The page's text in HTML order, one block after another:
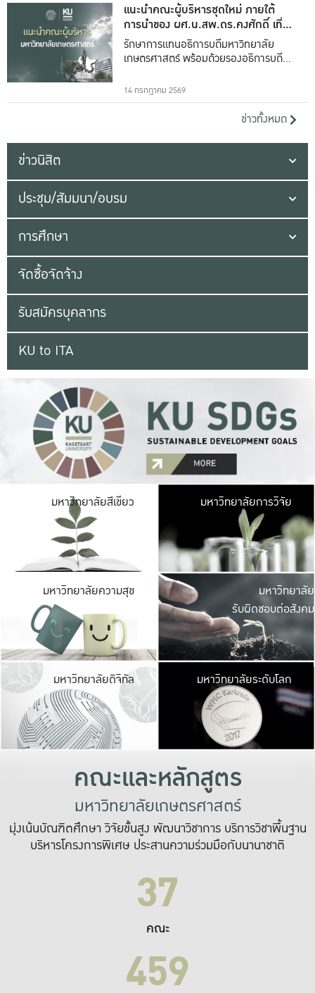
แนะนำคณะผู้บริหารชุดใหม่ ภายใต้
การนำของ ผศ.น.สพ.ดร.คงศักดิ์ เที่ยง
ธรรม
รักษาการแทนอธิการบดีมหาวิทยาลัย
เกษตรศาสตร์ พร้อมด้วยรองอธิการบดีทั้ง
14 กรกฎาคม 2569
ข่าวทั้งหมด
ข่าวนิสิต
ประชุม/สัมมนา/อบรม
การศึกษา
จัดซื้อจัดจ้าง
รับสมัครบุคลากร
KU to ITA
มหาวิทยาลัยสีเขียว มหาวิ
มีพื้นที่เขียวสดใส
เป็นป่าในเมือง เกษต
มหาวิทยาลัยการวิจัย
มหาวิทยาลัยความสุข มหาวิ
ค
เปิดประ
และพบเรื่องราวใ
มหาวิทยาลัย
รับผิดชอบต่อสังคม
มหาวิทยาลัยดิจิทัล มหาวิ
เปลี่ยนแปลง แล
เพื่อทำง
ระบบสารสนเทศ
มหาวิทยาลัยระดับโลก
คณะและหลักสูตร
มหาวิทยาลัยเกษตรศาสตร์
มุ่งเน้นบัณฑิตศึกษา วิจัยขั้นสูง พัฒนาวิชาการ บริการวิชาพื้นฐาน
บริหารโครงการพิเศษ ประสานความร่วมมือกับนานาชาติ
37
คณะ
459